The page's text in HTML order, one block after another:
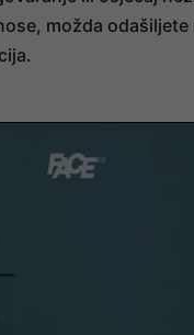
možda